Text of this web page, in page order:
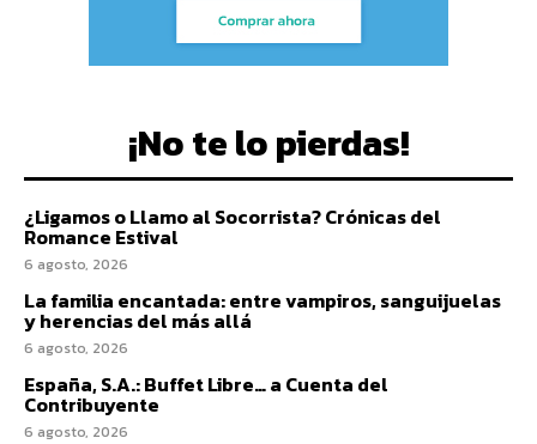
¡No te lo pierdas!
¿Ligamos o Llamo al Socorrista? Crónicas del
Romance Estival
6 agosto, 2026
La familia encantada: entre vampiros, sanguijuelas
y herencias del más allá
6 agosto, 2026
España, S.A.: Buffet Libre… a Cuenta del
Contribuyente
6 agosto, 2026